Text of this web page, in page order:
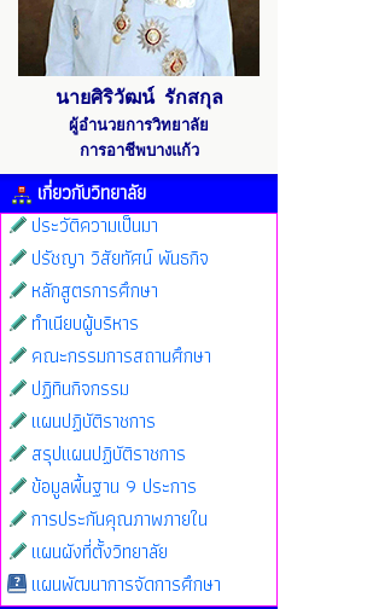
นายศิริวัฒน์ รักสกุล
ผู้อำนวยการวิทยาลัย
การอาชีพบางแก้ว
เกี่ยวกับวิทยาลัย
ประวัติความเป็นมา
ปรัชญา วิสัยทัศน์ พันธกิจ
หลักสูตรการศึกษา
ทำเนียบผู้บริหาร
คณะกรรมการสถานศึกษา
ปฏิทินกิจกรรม
แผนปฏิบัติราชการ
สรุปแผนปฏิบัติราชการ
ข้อมูลพื้นฐาน 9 ประการ
การประกันคุณภาพภายใน
แผนผังที่ตั้งวิทยาลัย
แผนพัฒนาการจัดการศึกษา